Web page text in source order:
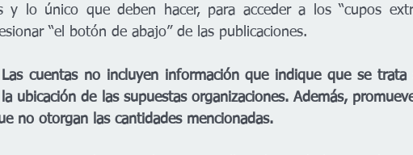
y lo único que deben hacer, para acceder a los “cupos
“el botón de abajo” de las publicaciones.
Las cuentas no incluyen información que indique que se trata
la ubicación de las supuestas organizaciones. Además,
no otorgan las cantidades mencionadas.